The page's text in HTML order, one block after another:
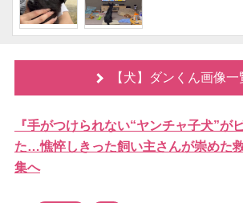
【犬】ダンくん画像一
『手がつけられない“ヤンチャ子犬”が
た…憔悴しきった飼い主さんが崇めた
集へ